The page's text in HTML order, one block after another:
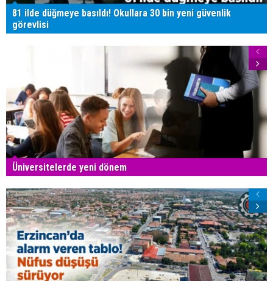
81 ilde düğmeye basıldı! Okullara 30 bin yeni güvenlik
görevlisi
Üniversitelerde yeni dönem